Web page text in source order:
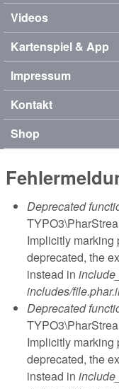
Videos
Kartenspiel & App
Impressum
Kontakt
Shop
Deprecated
Implicitly marking
deprecated, the
instead in
includes/
Deprecated
Implicitly
deprecated, the
instead in